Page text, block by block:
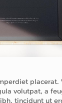
placerat.
volutpat, a
tincidunt ut